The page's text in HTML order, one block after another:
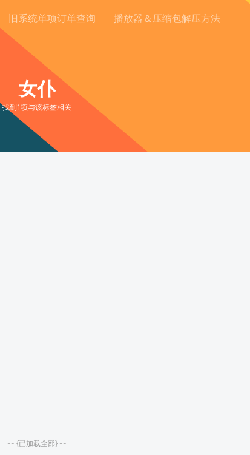
旧系统单项订单查询 播放器＆压缩包解压方法
女仆
找到1项与该标签相关
-- {已加载全部} --